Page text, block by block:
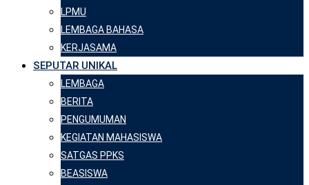
LPMU
LEMBAGA BAHASA
KERJASAMA
SEPUTAR UNIKAL
LEMBAGA
BERITA
PENGUMUMAN
KEGIATAN MAHASISWA
SATGAS PPKS
BEASISWA